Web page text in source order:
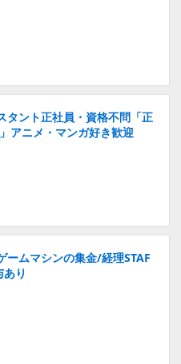
タント正社員・資格不問「正
アニメ・マンガ好き歓迎
ムマシンの集金/経理STAF
り